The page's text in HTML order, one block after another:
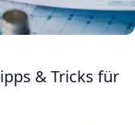
& Tricks für